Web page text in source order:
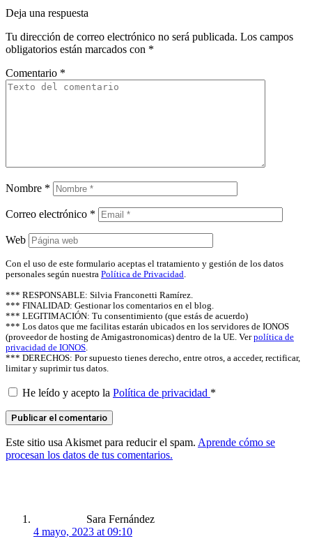
Deja una respuesta
Tu dirección de correo electrónico no será publicada. Los campos
obligatorios están marcados con *
Comentario *
Nombre *
Correo electrónico *
Web
Con el uso de este formulario aceptas el tratamiento y gestión de los datos
personales según nuestra Política de Privacidad.
*** RESPONSABLE: Silvia Franconetti Ramírez.
*** FINALIDAD: Gestionar los comentarios en el blog.
*** LEGITIMACIÓN: Tu consentimiento (que estás de acuerdo)
*** Los datos que me facilitas estarán ubicados en los servidores de IONOS
(proveedor de hosting de Amigastronomicas) dentro de la UE. Verpolítica de
privacidad de IONOS.
*** DERECHOS: Por supuesto tienes derecho, entre otros, a acceder, rectificar,
limitar y suprimir tus datos.
He leído y acepto la Política de privacidad *
Este sitio usa Akismet para reducir el spam. Aprende cómo se
procesan los datos de tus comentarios.
Sara Fernández
4 mayo, 2023 at 09:10